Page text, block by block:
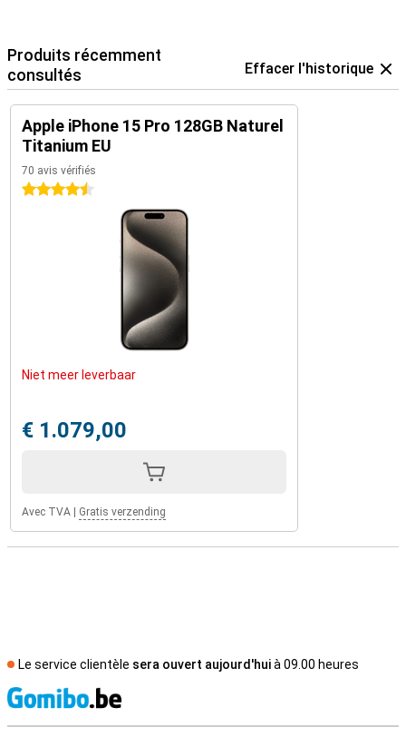
Produits récemment
consultés
Effacer l'historique
Apple iPhone 15 Pro 128GB Naturel
Titanium EU
70 avis vérifiés
4.5 étoiles
Niet meer leverbaar
€ 1.079,00
Avec TVA Gratis verzending
Le service clientèle sera ouvert aujourd'huià 09.00 heures